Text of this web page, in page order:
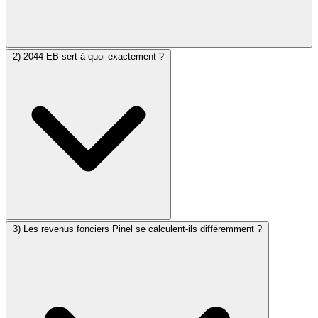
Le plus fréquent est l’oubli de cocher la rubrique “Investissements
2) 2044-EB sert à quoi exactement ?
C’est l’engagement de location. Il se renseigne la première année
3) Les revenus fonciers Pinel se calculent-ils différemment ?